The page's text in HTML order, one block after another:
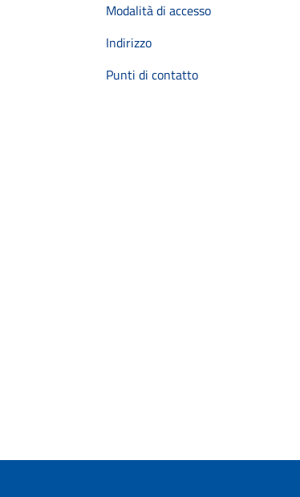
Modalità di accesso
Indirizzo
Punti di contatto